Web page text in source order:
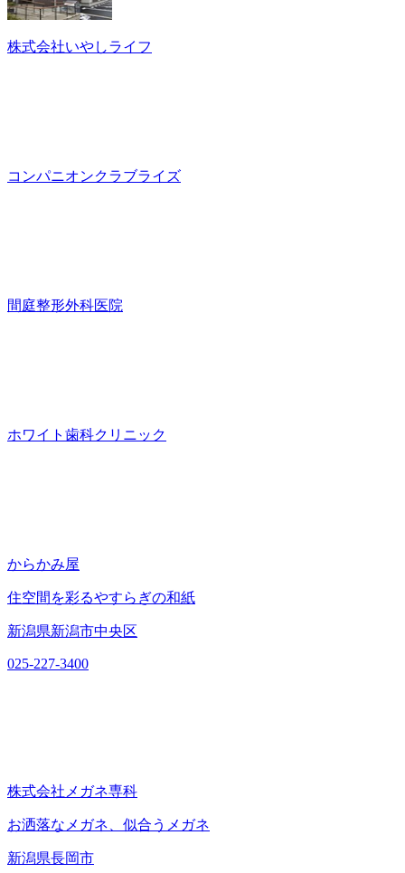
株式会社いやしライフ
コンパニオンクラブライズ
間庭整形外科医院
ホワイト歯科クリニック
からかみ屋
住空間を彩るやすらぎの和紙
新潟県新潟市中央区
025-227-3400
株式会社メガネ専科
お洒落なメガネ、似合うメガネ
新潟県長岡市